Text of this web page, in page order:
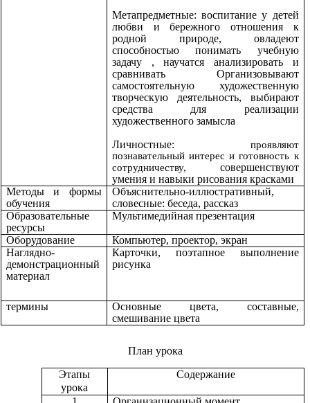
Метапредметные: воспитание у детей
любви и бережного отношения к
родной природе, овладеют
способностью понимать учебную
задачу , научатся анализировать и
сравнивать Организовывают
самостоятельную художественную
творческую деятельность, выбирают
средства для реализации
художественного замысла
Личностные:
проявляют
познавательный интерес и готовность к
сотрудничеству, совершенствуют
умения и навыки рисования красками
Методы и формы
обучения
Объяснительно-иллюстративный,
словесные: беседа, рассказ
Образовательные
ресурсы
Мультимедийная презентация
Оборудование
Компьютер, проектор, экран
Наглядно-
демонстрационный
материал
Карточки, поэтапное выполнение
рисунка
термины
Основные цвета, составные,
смешивание цвета
План урока
Этапы
урока
Содержание